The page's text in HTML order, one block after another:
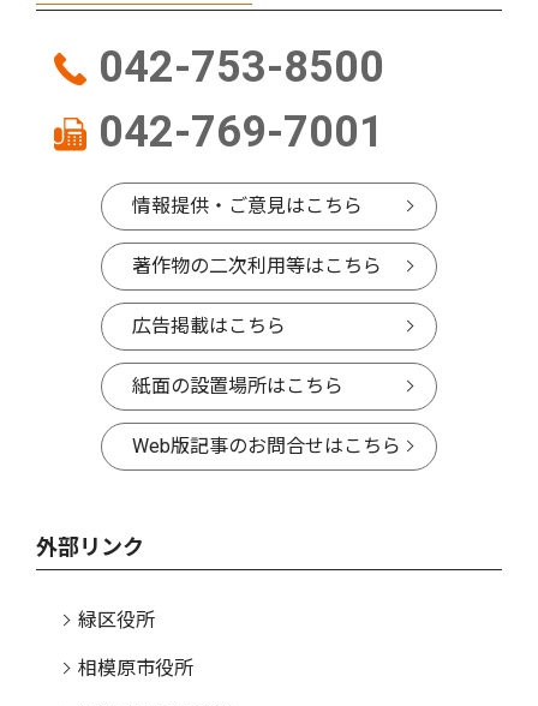
042-753-8500
042-769-7001
情報提供・ご意見はこちら
著作物の二次利用等はこちら
広告掲載はこちら
紙面の設置場所はこちら
Web版記事のお問合せはこちら
外部リンク
緑区役所
相模原市役所